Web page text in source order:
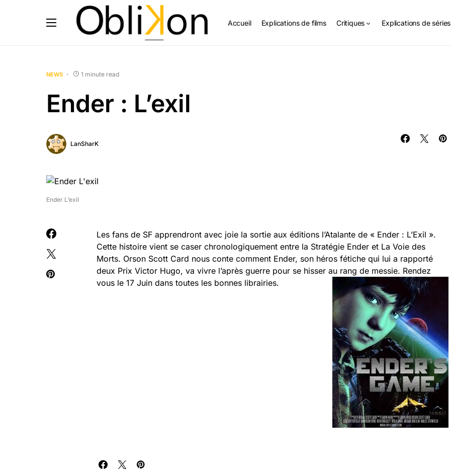
Accueil Explications de films Critiques Explications de séries
NEWS 1 minute read
Ender : L’exil
LanSharK
Ender L’exil
Les fans de SF apprendront avec joie la sortie aux éditions l’Atalante de « Ender : L’Exil ».
Cette histoire vient se caser chronologiquement entre la Stratégie Ender et La Voie des
Morts. Orson Scott Card nous conte comment Ender, son héros fétiche qui lui a rapporté
deux Prix Victor Hugo, va vivre l’après guerre pour se hisser au rang de messie. Rendez
vous le 17 Juin dans toutes les bonnes librairies.